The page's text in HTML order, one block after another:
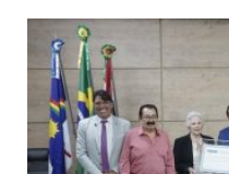
o
o
k
A
p
p
Li
n
k
dI
n